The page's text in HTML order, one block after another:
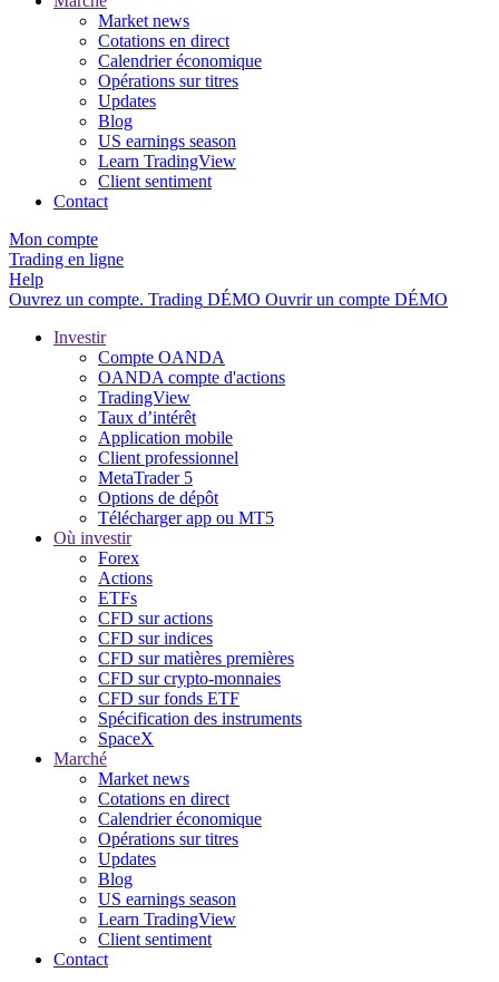
Market news
Cotations en direct
Calendrier économique
Opérations sur titres
Updates
Blog
US earnings season
Learn TradingView
Client sentiment
Contact
Mon compte
Trading en ligne
Help
Ouvrez un compte. Trading DÉMO Ouvrir un compte DÉMO
Investir
Compte OANDA
OANDA compte d'actions
TradingView
Taux d’intérêt
Application mobile
Client professionnel
MetaTrader 5
Options de dépôt
Télécharger app ou MT5
Où investir
Forex
Actions
ETFs
CFD sur actions
CFD sur indices
CFD sur matières premières
CFD sur crypto-monnaies
CFD sur fonds ETF
Spécification des instruments
SpaceX
Marché
Market news
Cotations en direct
Calendrier économique
Opérations sur titres
Updates
Blog
US earnings season
Learn TradingView
Client sentiment
Contact